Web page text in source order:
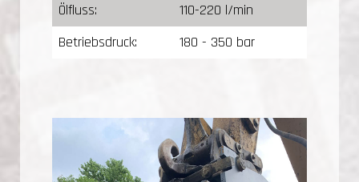
Ölfluss:
110-220 l/min
Betriebsdruck:
180 - 350 bar